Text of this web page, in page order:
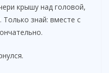
крышу над головой,
знай: вместе с